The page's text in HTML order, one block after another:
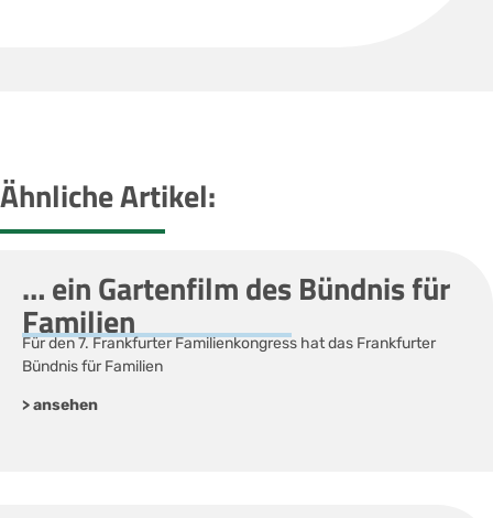
Ähnliche Artikel:
… ein Gartenfilm des Bündnis für
Familien
Für den 7. Frankfurter Familienkongress hat das Frankfurter
Bündnis für Familien
> ansehen